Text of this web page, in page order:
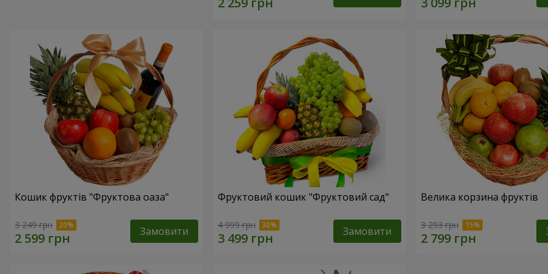
Кошик фруктів "Фруктова оаза"
3 249 грн Замовити
Фруктовий кошик "Фруктовий сад"
4 999 грн Замовити
Велика корзина фруктів
3 293 грн